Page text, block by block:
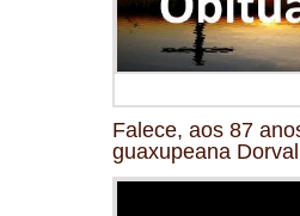
Falece, aos 87
guaxupeana